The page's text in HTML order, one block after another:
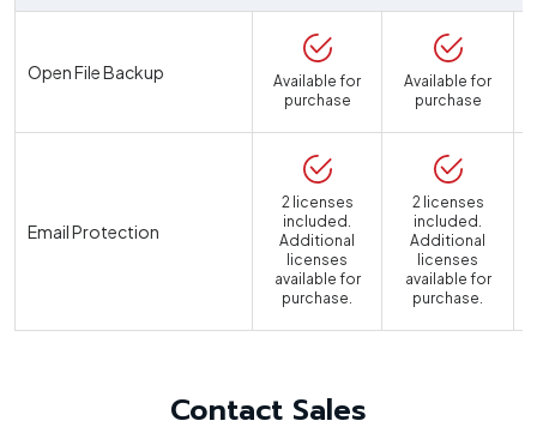
Open File Backup
Available for
purchase
Available for
purchase
Email Protection
2 licenses
included.
Additional
licenses
available for
purchase.
2 licenses
included.
Additional
licenses
available for
purchase.
Contact Sales